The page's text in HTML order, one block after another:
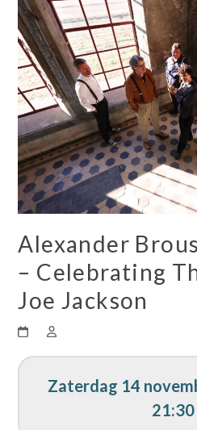
Alexander
– Celebrating
Joe Jackson
Zaterdag 14
21:30